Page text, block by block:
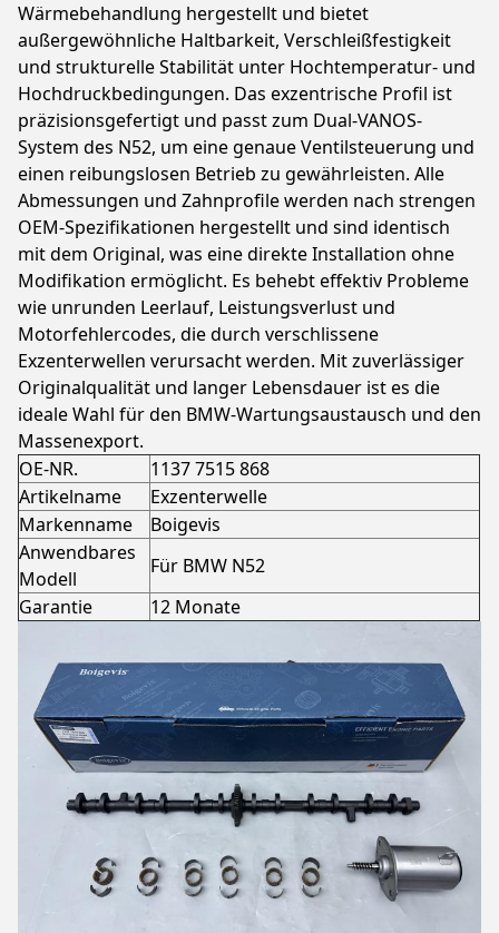
Wärmebehandlung hergestellt und bietet
außergewöhnliche Haltbarkeit, Verschleißfestigkeit
und strukturelle Stabilität unter Hochtemperatur- und
Hochdruckbedingungen. Das exzentrische Profil ist
präzisionsgefertigt und passt zum Dual-VANOS-
System des N52, um eine genaue Ventilsteuerung und
einen reibungslosen Betrieb zu gewährleisten. Alle
Abmessungen und Zahnprofile werden nach strengen
OEM-Spezifikationen hergestellt und sind identisch
mit dem Original, was eine direkte Installation ohne
Modifikation ermöglicht. Es behebt effektiv Probleme
wie unrunden Leerlauf, Leistungsverlust und
Motorfehlercodes, die durch verschlissene
Exzenterwellen verursacht werden. Mit zuverlässiger
Originalqualität und langer Lebensdauer ist es die
ideale Wahl für den BMW-Wartungsaustausch und den
Massenexport.
OE-NR.
1137 7515 868
Artikelname
Exzenterwelle
Markenname
Boigevis
Anwendbares
Modell
Für BMW N52
Garantie
12 Monate